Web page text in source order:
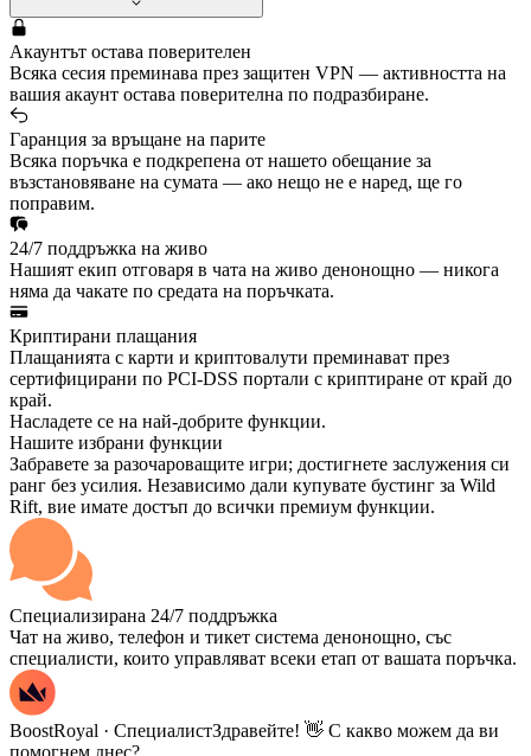
Акаунтът остава поверителен
Всяка сесия преминава през защитен VPN — активността на
вашия акаунт остава поверителна по подразбиране.
Гаранция за връщане на парите
Всяка поръчка е подкрепена от нашето обещание за
възстановяване на сумата — ако нещо не е наред, ще го
поправим.
24/7 поддръжка на живо
Нашият екип отговаря в чата на живо денонощно — никога
няма да чакате по средата на поръчката.
Криптирани плащания
Плащанията с карти и криптовалути преминават през
сертифицирани по PCI-DSS портали с криптиране от край до
край.
Насладете се на най-добрите функции.
Нашите избрани функции
Забравете за разочароващите игри; достигнете заслужения си
ранг без усилия. Независимо дали купувате бустинг за Wild
Rift, вие имате достъп до всички премиум функции.
Специализирана 24/7 поддръжка
Чат на живо, телефон и тикет система денонощно, със
специалисти, които управляват всеки етап от вашата поръчка.
BoostRoyal · СпециалистЗдравейте! 👋 С какво можем да ви